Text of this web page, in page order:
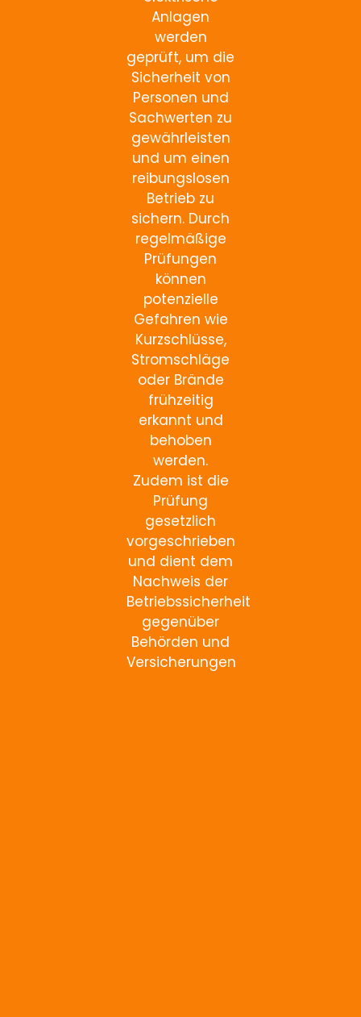
Anlagen
werden
geprüft, um die
Sicherheit von
Personen und
Sachwerten zu
gewährleisten
und um einen
reibungslosen
Betrieb zu
sichern. Durch
regelmäßige
Prüfungen
können
potenzielle
Gefahren wie
Kurzschlüsse,
Stromschläge
oder Brände
frühzeitig
erkannt und
behoben
werden.
Zudem ist die
Prüfung
gesetzlich
vorgeschrieben
und dient dem
Nachweis der
Betriebssicherheit
gegenüber
Behörden und
Versicherungen